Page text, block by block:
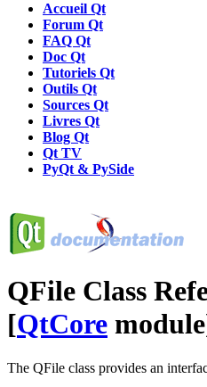
Accueil Qt
Forum Qt
FAQ Qt
Doc Qt
Tutoriels Qt
Outils Qt
Sources Qt
Livres Qt
Blog Qt
Qt TV
PyQt & PySide
QFile Class
[QtCore
The QFile class provides an